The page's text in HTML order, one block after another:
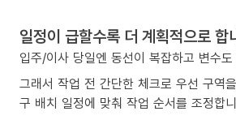
일정이 급할수록 더 계획적으로 합
입주/이사 당일엔 동선이 복잡하고 변수
그래서 작업 전 간단한 체크로 우선 구역
구 배치 일정에 맞춰 작업 순서를 조정합